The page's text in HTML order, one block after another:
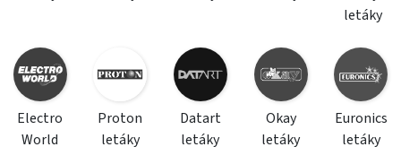
letáky
Electro
World
Proton
letáky
Datart
letáky
Okay
letáky
Euronics
letáky